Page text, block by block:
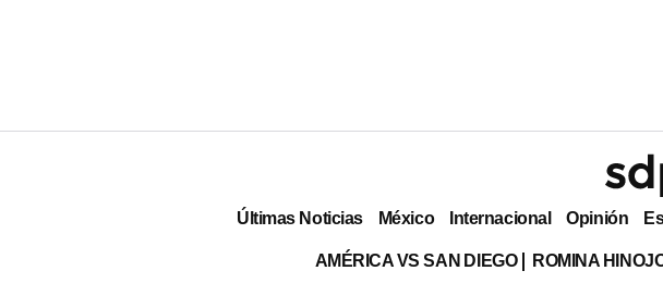
Últimas Noticias México Internacional Opinión
AMÉRICA VS SAN DIEGO ROMINA